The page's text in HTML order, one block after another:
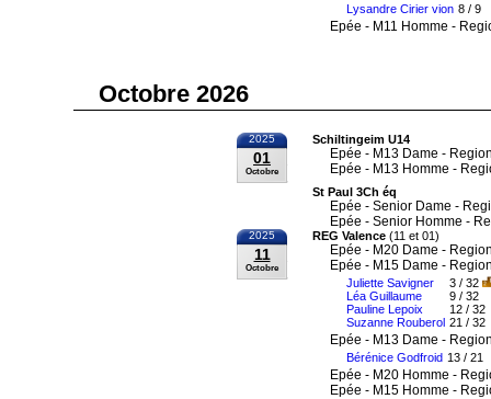
Lysandre Cirier vion 8 / 9
Epée - M11 Homme -
Octobre 2026
2025
01
Octobre
Schiltingeim U14
Epée - M13 Dame -
Epée - M13 Homme -
St Paul 3Ch éq
Epée - Senior Dame -
Epée - Senior Homme -
2025
11
Octobre
REG Valence (11 et 01)
Epée - M20 Dame -
Epée - M15 Dame -
Juliette Savigner
Léa Guillaume
Pauline Lepoix
Suzanne Rouberol
3 / 32
9 / 32
12 / 32
21 / 32
Epée - M13 Dame -
Bérénice Godfroid 13 / 21
Epée - M20 Homme -
Epée - M15 Homme -